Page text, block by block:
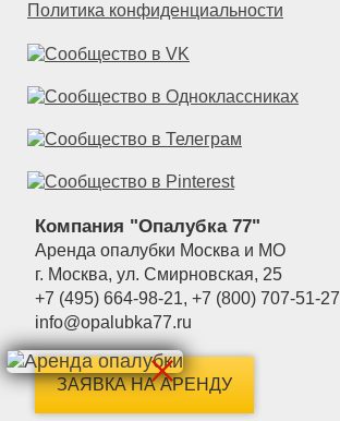
Политика конфиденциальности
Компания "Опалубка 77"
Аренда опалубки Москва и МО
г. Москва, ул. Смирновская, 25
+7 (495) 664-98-21, +7 (800) 707-51-27
info@opalubka77.ru
ЗАЯВКА НА АРЕНДУ